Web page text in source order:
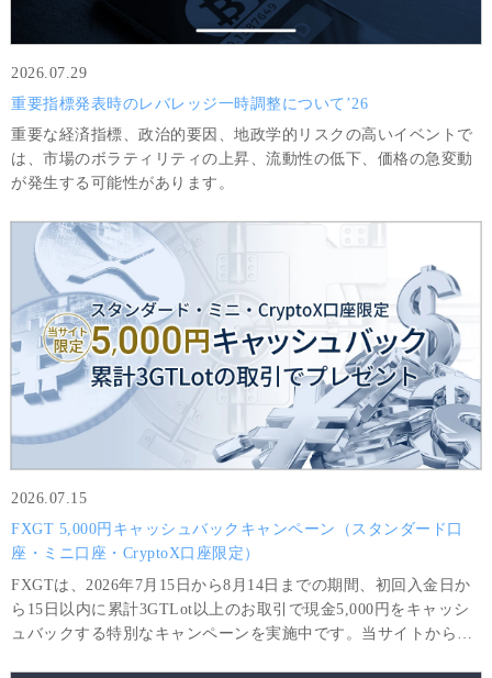
2026.07.29
重要指標発表時のレバレッジ一時調整について’26
重要な経済指標、政治的要因、地政学的リスクの高いイベントで
は、市場のボラティリティの上昇、流動性の低下、価格の急変動
が発生する可能性があります。
2026.07.15
FXGT 5,000円キャッシュバックキャンペーン（スタンダード口
座・ミニ口座・CryptoX口座限定）
FXGTは、2026年7月15日から8月14日までの期間、初回入金日か
ら15日以内に累計3GTLot以上のお取引で現金5,000円をキャッシ
ュバックする特別なキャンペーンを実施中です。当サイトから口